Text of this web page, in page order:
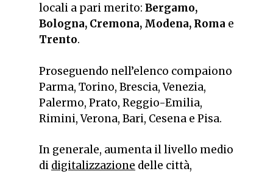
locali a pari merito: Bergamo,
Bologna, Cremona, Modena, Roma e
Trento.
Proseguendo nell’elenco compaiono
Parma, Torino, Brescia, Venezia,
Palermo, Prato, Reggio-Emilia,
Rimini, Verona, Bari, Cesena e Pisa.
In generale, aumenta il livello medio
di digitalizzazione delle città,